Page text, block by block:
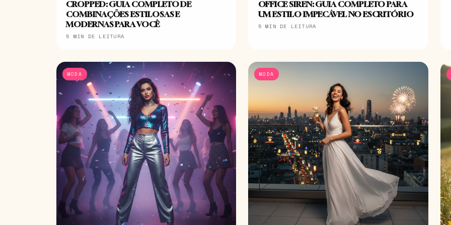
CROPPED: GUIA COMPLETO DE
COMBINAÇÕES ESTILOSAS E
MODERNAS PARA VOCÊ
5 MIN DE LEITURA
OFFICE SIREN: GUIA COMPLETO PARA
UM ESTILO IMPECÁVEL NO ESCRITÓRIO
5 MIN DE LEITURA
MODA MODA